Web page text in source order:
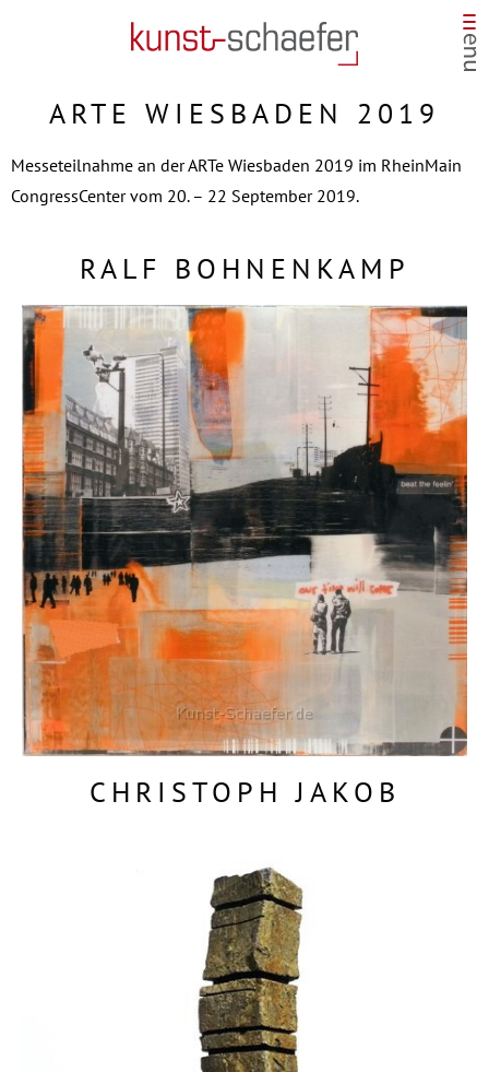
ARTE WIESBADEN 2019
Messeteilnahme an der ARTe Wiesbaden 2019 im RheinMain
CongressCenter vom 20. – 22 September 2019.
RALF BOHNENKAMP
CHRISTOPH JAKOB